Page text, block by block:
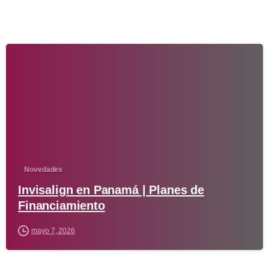
Novedades
Invisalign en Panamá | Planes de
Financiamiento
mayo 7, 2026